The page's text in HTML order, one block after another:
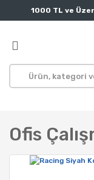
1000 TL ve
Ofis